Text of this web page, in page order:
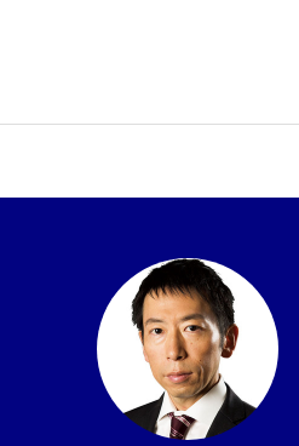
会社概要
協会TOPへ